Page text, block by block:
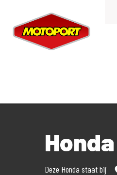
Deze Honda staat bij